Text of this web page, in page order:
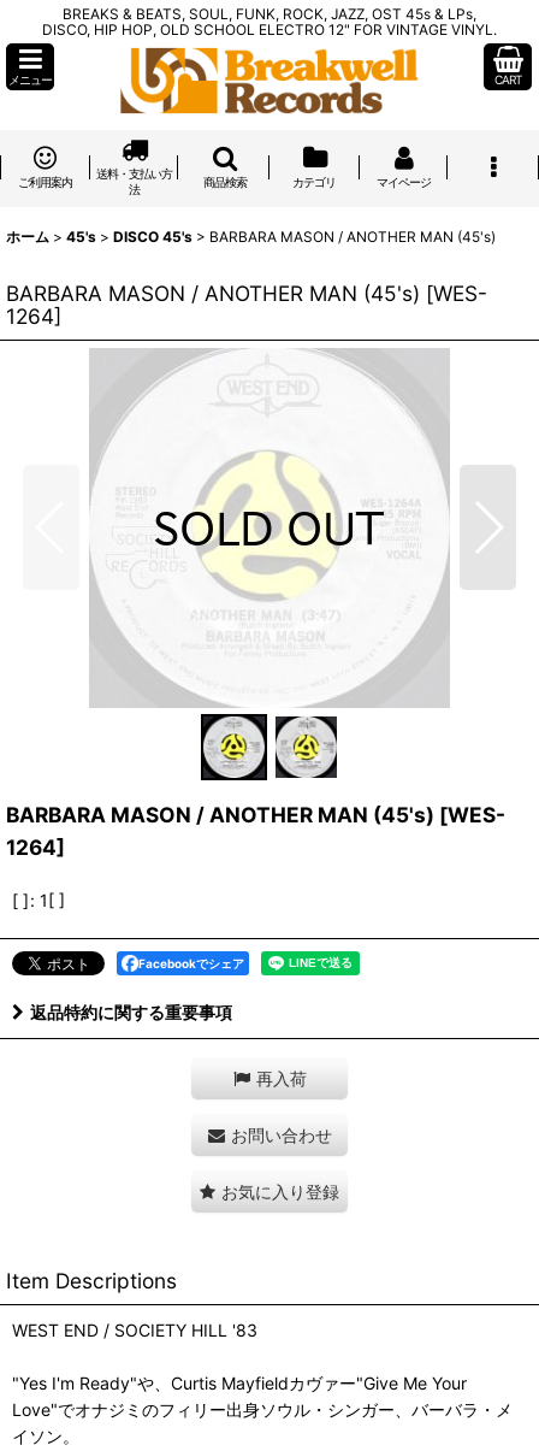
BREAKS & BEATS, SOUL, FUNK, ROCK, JAZZ, OST 45s & LPs,
DISCO, HIP HOP, OLD SCHOOL ELECTRO 12" FOR VINTAGE VINYL.
メニュー CART
ご利用案内
送料・支払い方
法
商品検索 カテゴリ マイページ
ホーム > 45's > DISCO 45's > BARBARA MASON / ANOTHER MAN (45's)
BARBARA MASON / ANOTHER MAN (45's) [WES-
1264]
BARBARA MASON / ANOTHER MAN (45's) [WES-
1264]
[ ]: 1[ ]
Facebookでシェア
返品特約に関する重要事項
再入荷
お問い合わせ
お気に入り登録
Item Descriptions
WEST END / SOCIETY HILL '83
"Yes I'm Ready"や、Curtis Mayfieldカヴァー"Give Me Your
Love"でオナジミのフィリー出身ソウル・シンガー、バーバラ・メ
イソン。